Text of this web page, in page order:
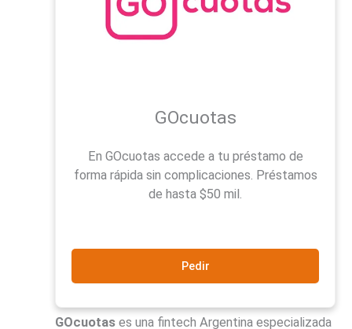
GOcuotas
En GOcuotas accede a tu préstamo de
forma rápida sin complicaciones. Préstamos
de hasta $50 mil.
Pedir
GOcuotases una fintech Argentina especializada